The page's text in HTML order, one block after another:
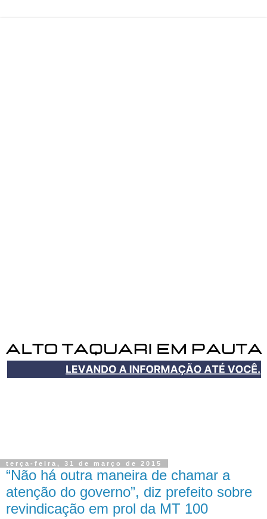
terça-feira, 31 de março de 2015
“Não há outra maneira de chamar a
atenção do governo”, diz prefeito sobre
revindicação em prol da MT 100